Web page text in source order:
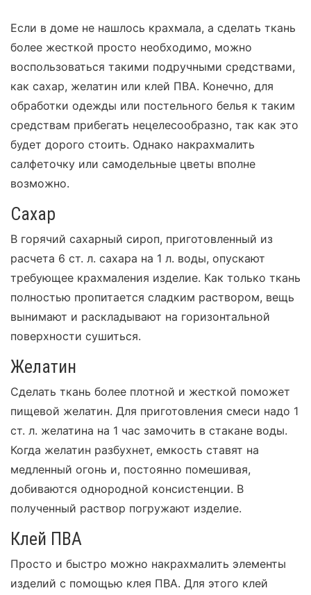
Если в доме не нашлось крахмала, а сделать ткань
более жесткой просто необходимо, можно
воспользоваться такими подручными средствами,
как сахар, желатин или клей ПВА. Конечно, для
обработки одежды или постельного белья к таким
средствам прибегать нецелесообразно, так как это
будет дорого стоить. Однако накрахмалить
салфеточку или самодельные цветы вполне
возможно.
Сахар
В горячий сахарный сироп, приготовленный из
расчета 6 ст. л. сахара на 1 л. воды, опускают
требующее крахмаления изделие. Как только ткань
полностью пропитается сладким раствором, вещь
вынимают и раскладывают на горизонтальной
поверхности сушиться.
Желатин
Сделать ткань более плотной и жесткой поможет
пищевой желатин. Для приготовления смеси надо 1
ст. л. желатина на 1 час замочить в стакане воды.
Когда желатин разбухнет, емкость ставят на
медленный огонь и, постоянно помешивая,
добиваются однородной консистенции. В
полученный раствор погружают изделие.
Клей ПВА
Просто и быстро можно накрахмалить элементы
изделий с помощью клея ПВА. Для этого клей